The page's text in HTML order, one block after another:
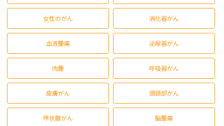
女性のがん 消化器がん
血液腫瘍 泌尿器がん
肉腫 呼吸器がん
皮膚がん 頭頸部がん
甲状腺がん 脳腫瘍